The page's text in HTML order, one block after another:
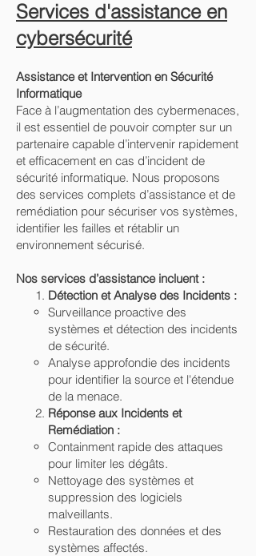
Services d'assistance en
cybersécurité
Assistance et Intervention en Sécurité
Informatique
Face à l’augmentation des cybermenaces,
il est essentiel de pouvoir compter sur un
partenaire capable d’intervenir rapidement
et efficacement en cas d’incident de
sécurité informatique. Nous proposons
des services complets d’assistance et de
remédiation pour sécuriser vos systèmes,
identifier les failles et rétablir un
environnement sécurisé.
Nos services d’assistance incluent :
Détection et Analyse des Incidents :
Surveillance proactive des
systèmes et détection des incidents
de sécurité.
Analyse approfondie des incidents
pour identifier la source et l'étendue
de la menace.
Réponse aux Incidents et
Remédiation :
Containment rapide des attaques
pour limiter les dégâts.
Nettoyage des systèmes et
suppression des logiciels
malveillants.
Restauration des données et des
systèmes affectés.